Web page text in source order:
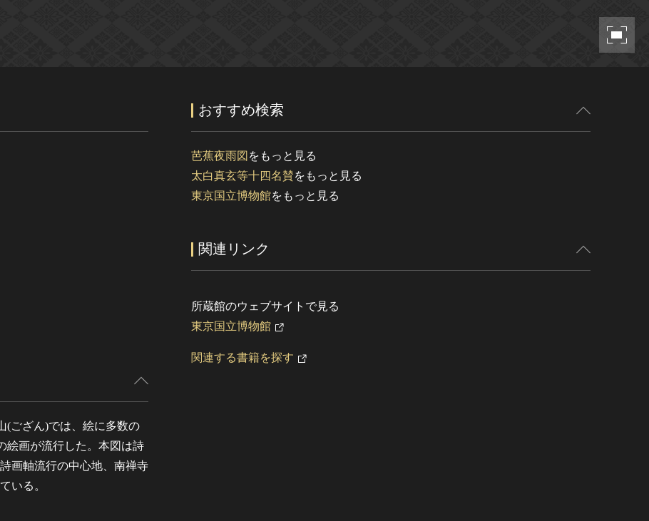
(ござん)では、絵に多数の
絵画が流行した。本図は詩
画軸流行の中心地、南禅寺
いる。
おすすめ検索
芭蕉夜雨図 をもっと見る
太白真玄等十四名賛をもっと見る
東京国立博物館をもっと見る
関連リンク
所蔵館のウェブサイトで見る
東京国立博物館
関連する書籍を探す